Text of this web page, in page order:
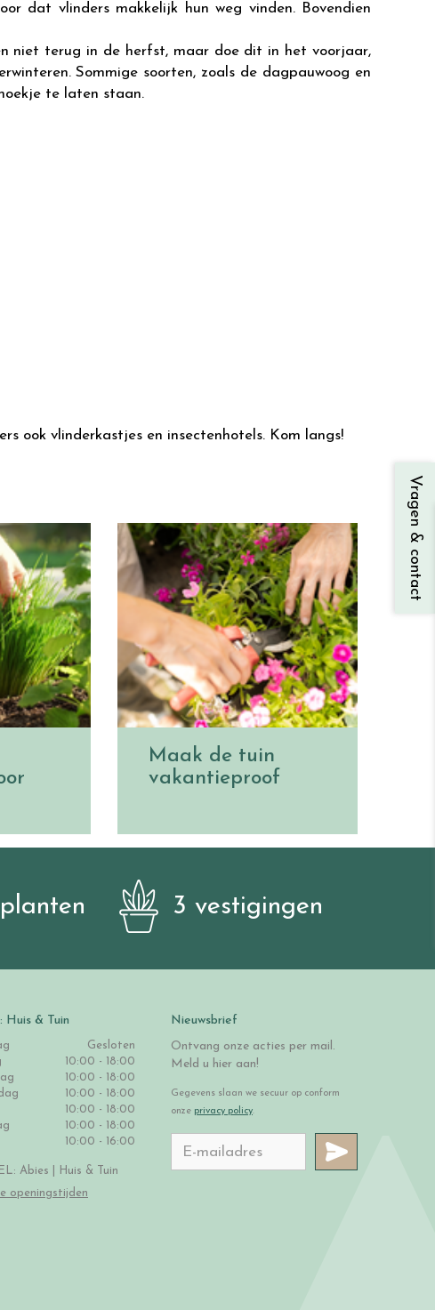
dat vlinders makkelijk hun weg vinden. Bovendien
niet terug in de herfst, maar doe dit in het voorjaar,
Sommige soorten, zoals de dagpauwoog en
te laten staan.
ook vlinderkastjes en insectenhotels. Kom langs!
Maak de tuin
vakantieproof
3 vestigingen
Huis & Tuin
Gesloten
10:00 - 18:00
10:00 - 18:00
10:00 - 18:00
10:00 - 18:00
10:00 - 18:00
10:00 - 16:00
Abies | Huis & Tuin
openingstijden
Nieuwsbrief
Ontvang onze acties per mail.
Meld u hier aan!
Gegevens slaan we secuur op conform
onze privacy policy.
Vragen & contact